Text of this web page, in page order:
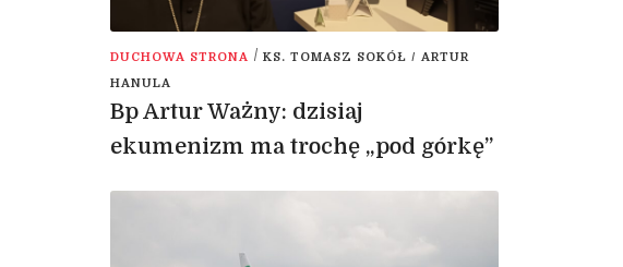
DUCHOWA STRONA / KS. TOMASZ SOKÓŁ / ARTUR
HANULA
Bp Artur Ważny: dzisiaj
ekumenizm ma trochę „pod górkę”